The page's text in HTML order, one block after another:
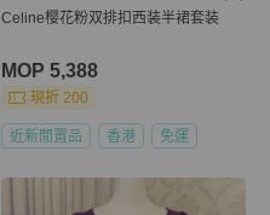
Celine樱花粉双排扣西装半裙套装
MOP 5,388
現折 200
近新閒置品 香港 免運